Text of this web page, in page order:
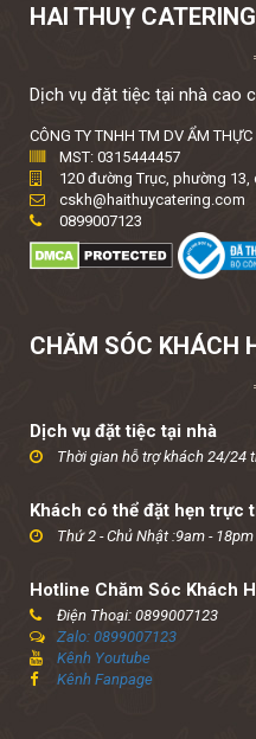
HAI THUỴ CATERING
Dịch vụ đặt tiệc tại nhà cao
CÔNG TY TNHH TM DV ẨM THỰC
MST: 0315444457
120 đường Trục, phường 13,
cskh@haithuycatering.com
0899007123
CHĂM SÓC KHÁCH
Dịch vụ đặt tiệc tại nhà
Thời gian hỗ trợ khách 24/24
Khách có thể đặt hẹn trực
Thứ 2 - Chủ Nhật :9am - 18pm
Hotline Chăm Sóc Khách
Điện Thoại: 0899007123
Zalo: 0899007123
Kênh Youtube
Kênh Fanpage